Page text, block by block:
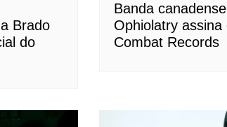
Brado
do
Banda
Ophiolatry
Combat Records